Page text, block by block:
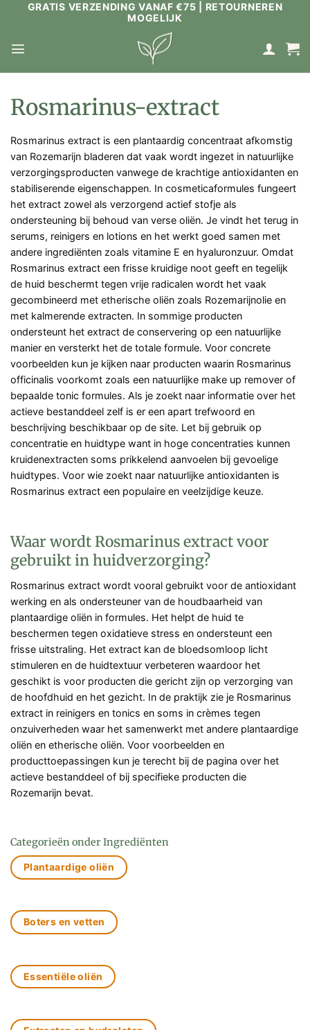
GRATIS VERZENDING VANAF €75 | RETOURNEREN
MOGELIJK
Rosmarinus-extract
Rosmarinus extract is een plantaardig concentraat afkomstig
van Rozemarijn bladeren dat vaak wordt ingezet in natuurlijke
verzorgingsproducten vanwege de krachtige antioxidanten en
stabiliserende eigenschappen. In cosmeticaformules fungeert
het extract zowel als verzorgend actief stofje als
ondersteuning bij behoud van verse oliën. Je vindt het terug in
serums, reinigers en lotions en het werkt goed samen met
andere ingrediënten zoals vitamine E en hyaluronzuur. Omdat
Rosmarinus extract een frisse kruidige noot geeft en tegelijk
de huid beschermt tegen vrije radicalen wordt het vaak
gecombineerd met etherische oliën zoals Rozemarijnolie en
met kalmerende extracten. In sommige producten
ondersteunt het extract de conservering op een natuurlijke
manier en versterkt het de totale formule. Voor concrete
voorbeelden kun je kijken naar producten waarin Rosmarinus
officinalis voorkomt zoals een natuurlijke make up remover of
bepaalde tonic formules. Als je zoekt naar informatie over het
actieve bestanddeel zelf is er een apart trefwoord en
beschrijving beschikbaar op de site. Let bij gebruik op
concentratie en huidtype want in hoge concentraties kunnen
kruidenextracten soms prikkelend aanvoelen bij gevoelige
huidtypes. Voor wie zoekt naar natuurlijke antioxidanten is
Rosmarinus extract een populaire en veelzijdige keuze.
Waar wordt Rosmarinus extract voor
gebruikt in huidverzorging?
Rosmarinus extract wordt vooral gebruikt voor de antioxidant
werking en als ondersteuner van de houdbaarheid van
plantaardige oliën in formules. Het helpt de huid te
beschermen tegen oxidatieve stress en ondersteunt een
frisse uitstraling. Het extract kan de bloedsomloop licht
stimuleren en de huidtextuur verbeteren waardoor het
geschikt is voor producten die gericht zijn op verzorging van
de hoofdhuid en het gezicht. In de praktijk zie je Rosmarinus
extract in reinigers en tonics en soms in crèmes tegen
onzuiverheden waar het samenwerkt met andere plantaardige
oliën en etherische oliën. Voor voorbeelden en
producttoepassingen kun je terecht bij de pagina over het
actieve bestanddeel of bij specifieke producten die
Rozemarijn bevat.
Categorieën onder Ingrediënten
Plantaardige oliën
Boters en vetten
Essentiële oliën